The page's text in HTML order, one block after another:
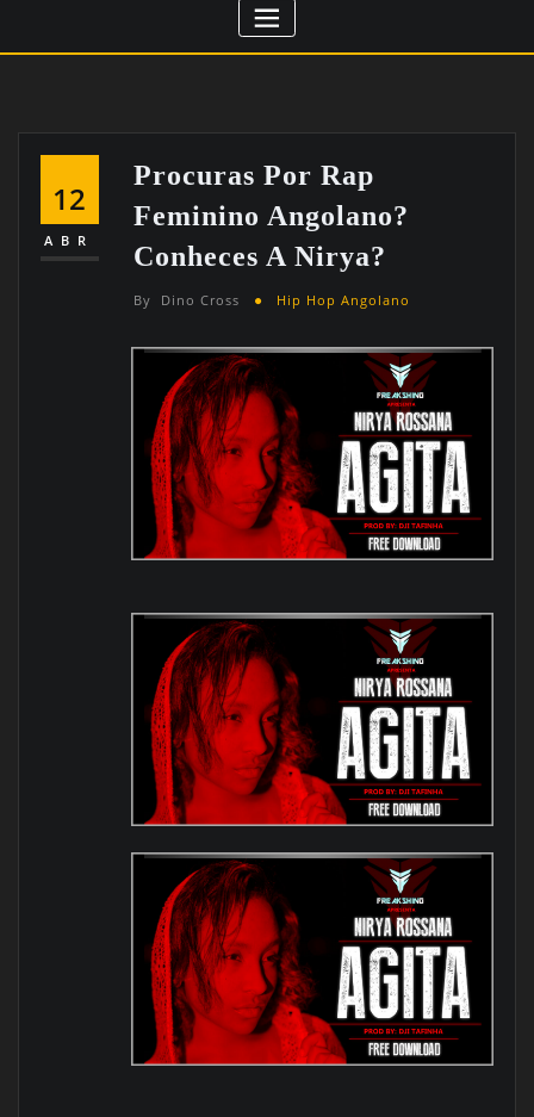
12
ABR
Procuras Por Rap
Feminino Angolano?
Conheces A Nirya?
By Dino Cross Hip Hop Angolano